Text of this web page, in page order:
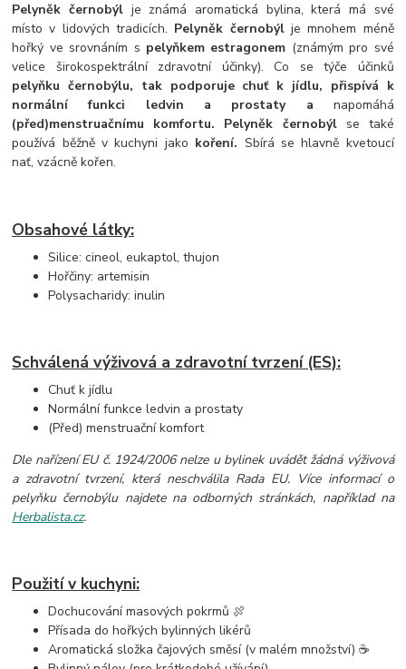
Pelyněk černobýlje známá aromatická bylina, která má své
místo v lidových tradicích. Pelyněk černobýlje mnohem méně
hořký ve srovnáním s pelyňkem estragonem (známým pro své
velice širokospektrální zdravotní účinky). Co se týče účinků
pelyňku černobýlu, tak podporuje chuť k jídlu, přispívá k
normální funkci ledvin a prostaty a napomáhá
(před)menstruačnímu komfortu. Pelyněk černobýl se také
používá běžně v kuchyni jako koření. Sbírá se hlavně kvetoucí
nať, vzácně kořen.
Obsahové látky:
Silice: cineol, eukaptol, thujon
Hořčiny: artemisin
Polysacharidy: inulin
Schválená výživová a zdravotní tvrzení (ES):
Chuť k jídlu
Normální funkce ledvin a prostaty
(Před) menstruační komfort
Dle nařízení EU č. 1924/2006 nelze u bylinek uvádět žádná výživová
a zdravotní tvrzení, která neschválila Rada EU. Více informací o
pelyňku černobýlu najdete na odborných stránkách, například na
Herbalista.cz.
Použití v kuchyni:
Dochucování masových pokrmů 🍖
Přísada do hořkých bylinných likérů
Aromatická složka čajových směsí (v malém množství) ☕